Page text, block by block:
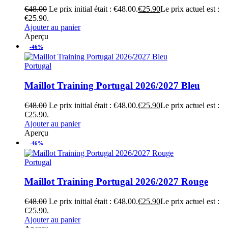
€48.00 Le prix initial était : €48.00.€25.90Le prix actuel est :
€25.90.
Ajouter au panier
Aperçu
-46%
Portugal
Maillot Training Portugal 2026/2027 Bleu
€48.00 Le prix initial était : €48.00.€25.90Le prix actuel est :
€25.90.
Ajouter au panier
Aperçu
-46%
Portugal
Maillot Training Portugal 2026/2027 Rouge
€48.00 Le prix initial était : €48.00.€25.90Le prix actuel est :
€25.90.
Ajouter au panier